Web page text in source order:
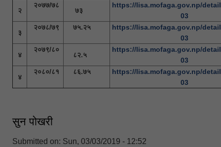
२
२०७७/७८
७३
https://lisa.mofaga.gov.np/
03
३
२०७८/७९ ७५.२५
https://lisa.mofaga.gov.np/
03
४
२०७९/८०
८२.५
https://lisa.mofaga.gov.np/
03
४
२०८०/८१ ८६.७५
https://lisa.mofaga.gov.np/
03
सुन पोखरी
Submitted on: Sun, 03/03/2019 - 12:52